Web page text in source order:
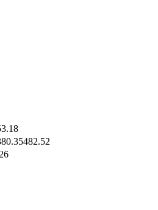
3.18
482.52